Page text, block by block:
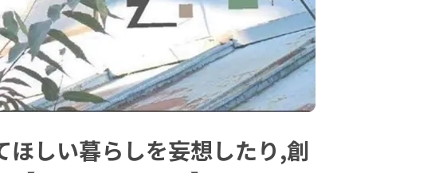
しい暮らしを妄想したり,創